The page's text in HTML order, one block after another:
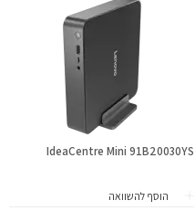
IdeaCentre Mini 91B20030YS
הוסף להשוואה